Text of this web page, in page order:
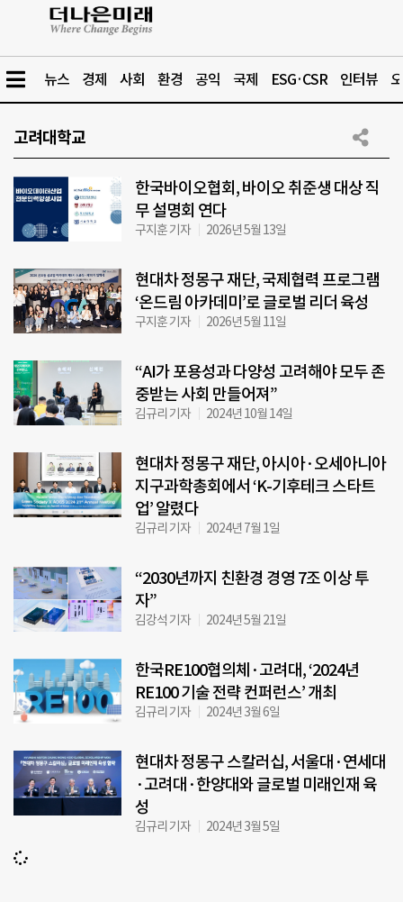
뉴스 경제 사회 환경 공익 국제 ESG·CSR 인터뷰
고려대학교
한국바이오협회, 바이오 취준생 대상 직
무 설명회 연다
구지훈 기자 2026년 5월 13일
현대차 정몽구 재단, 국제협력 프로그램
‘온드림 아카데미’로 글로벌 리더 육성
구지훈 기자 2026년 5월 11일
“AI가 포용성과 다양성 고려해야 모두 존
중받는 사회 만들어져”
김규리 기자 2024년 10월 14일
현대차 정몽구 재단, 아시아·오세아니아
지구과학총회에서 ‘K-기후테크 스타트
업’ 알렸다
김규리 기자 2024년 7월 1일
“2030년까지 친환경 경영 7조 이상 투
자”
김강석 기자 2024년 5월 21일
한국RE100협의체·고려대, ‘2024년
RE100 기술 전략 컨퍼런스’ 개최
김규리 기자 2024년 3월 6일
현대차 정몽구 스칼러십, 서울대·연세대
·고려대·한양대와 글로벌 미래인재 육
성
김규리 기자 2024년 3월 5일